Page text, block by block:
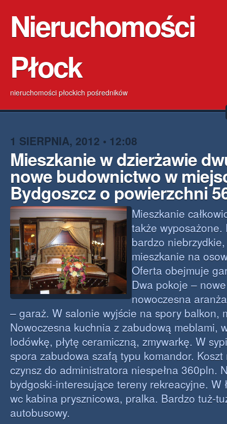
Nieruchomości
Płock
nieruchomości płockich pośredników
1 SIERPNIA, 2012 • 12:08
Mieszkanie w dzierżawie
nowe budownictwo w
Bydgoszcz o powierzchni
Mieszkanie
także wyposażone.
bardzo
mieszkanie na
Oferta obejmuje
Dwa pokoje –
nowoczesna
– garaż. W salonie wyjście na spory balkon,
Nowoczesna kuchnia z zabudową meblami,
lodówkę, płytę ceramiczną, zmywarkę. W
spora zabudowa szafą typu komandor. Koszt
czynsz do administratora niespełna 360pln.
bydgoski-interesujące tereny rekreacyjne. W
wc kabina prysznicowa, pralka. Bardzo tuż-
autobusowy.